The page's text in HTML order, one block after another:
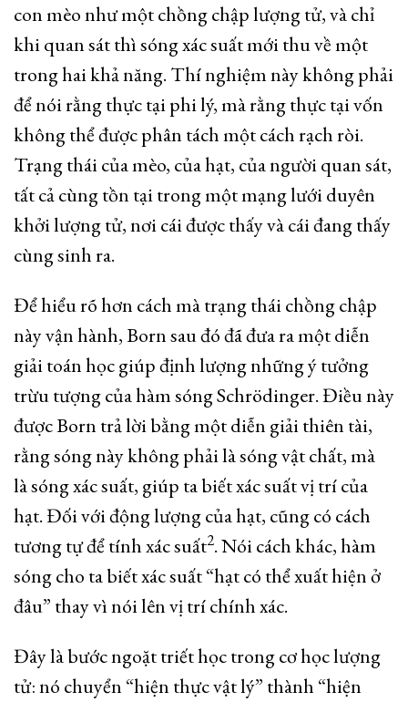
con mèo như một chồng chập lượng tử, và chỉ
khi quan sát thì sóng xác suất mới thu về một
trong hai khả năng. Thí nghiệm này không phải
để nói rằng thực tại phi lý, mà rằng thực tại vốn
không thể được phân tách một cách rạch ròi.
Trạng thái của mèo, của hạt, của người quan sát,
tất cả cùng tồn tại trong một mạng lưới duyên
khởi lượng tử, nơi cái được thấy và cái đang thấy
cùng sinh ra.
Để hiểu rõ hơn cách mà trạng thái chồng chập
này vận hành, Born sau đó đã đưa ra một diễn
giải toán học giúp định lượng những ý tưởng
trừu tượng của hàm sóng Schrödinger. Điều này
được Born trả lời bằng một diễn giải thiên tài,
rằng sóng này không phải là sóng vật chất, mà
là sóng xác suất, giúp ta biết xác suất vị trí của
hạt. Đối với động lượng của hạt, cũng có cách
tương tự để tính xác suất2. Nói cách khác, hàm
sóng cho ta biết xác suất “hạt có thể xuất hiện ở
đâu” thay vì nói lên vị trí chính xác.
Đây là bước ngoặt triết học trong cơ học lượng
tử: nó chuyển “hiện thực vật lý” thành “hiện